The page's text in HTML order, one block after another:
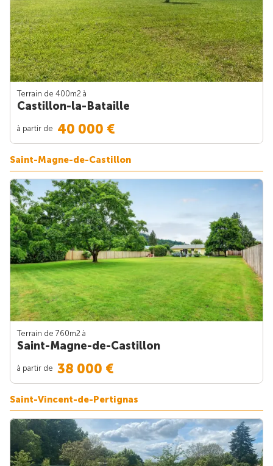
Terrain de 400m2 à
Castillon-la-Bataille
à partir de 40 000 €
Saint-Magne-de-Castillon
Terrain de 760m2 à
Saint-Magne-de-Castillon
à partir de 38 000 €
Saint-Vincent-de-Pertignas